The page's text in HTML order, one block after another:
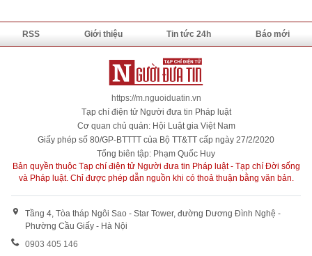
RSS Giới thiệu Tin tức 24h Báo mới
https://m.nguoiduatin.vn
Tạp chí điện tử Người đưa tin Pháp luật
Cơ quan chủ quản: Hội Luật gia Việt Nam
Giấy phép số 80/GP-BTTTT của Bộ TT&TT cấp ngày 27/2/2020
Tổng biên tập: Phạm Quốc Huy
Bản quyền thuộc Tạp chí điện tử Người đưa tin Pháp luật - Tạp chí Đời sống
và Pháp luật. Chỉ được phép dẫn nguồn khi có thoả thuận bằng văn bản.
Tầng 4, Tòa tháp Ngôi Sao - Star Tower, đường Dương Đình Nghệ -
Phường Cầu Giấy - Hà Nội
0903 405 146